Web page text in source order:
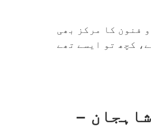
فنون کا مرکز بھی
کچھ تو ایسے تھے
–